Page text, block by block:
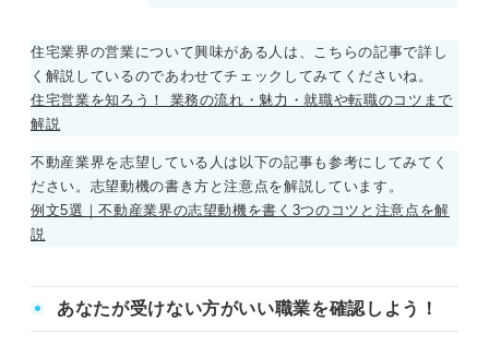
住宅業界の営業について興味がある人は、こちらの記事で詳し
く解説しているのであわせてチェックしてみてくださいね。
住宅営業を知ろう！ 業務の流れ・魅力・就職や転職のコツまで
解説
不動産業界を志望している人は以下の記事も参考にしてみてく
ださい。志望動機の書き方と注意点を解説しています。
例文5選｜不動産業界の志望動機を書く3つのコツと注意点を解
説
あなたが受けない方がいい職業を確認しよう！